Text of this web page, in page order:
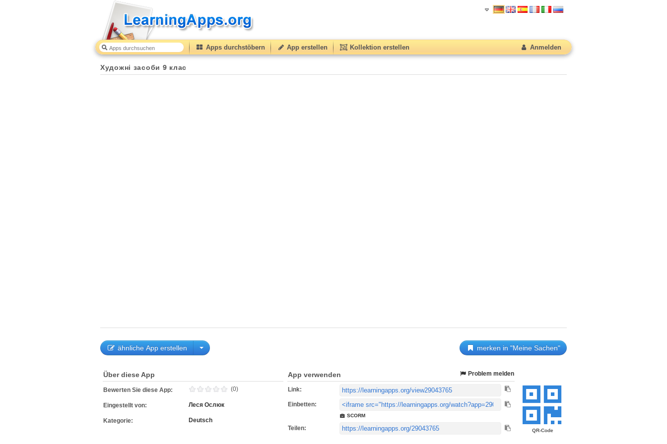
Apps durchstöbern App erstellen Kollektion erstellen Anmelden
Художні засоби 9 клас
ähnliche App erstellen merken in "Meine Sachen"
QR-Code
Über diese App
Bewerten Sie diese App: (0)
Eingestellt von: Леся Ослюк
Kategorie: Deutsch
App verwenden Problem melden
Link:
Einbetten:
SCORM
Teilen: